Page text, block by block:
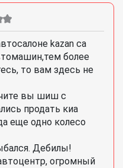
kazan ca
более
то вам здесь не
вы шиш с
продать киа
еще одно колесо
Дебилы!
огромный